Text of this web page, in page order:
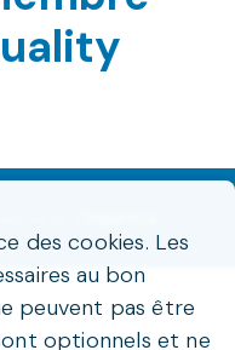
des cookies. Les
au bon
peuvent pas être
optionnels et ne